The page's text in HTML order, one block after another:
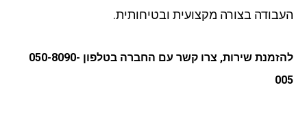
בצורה מקצועית ובטיחותית.
להזמנת שירות, צרו קשר עם החברה בטלפון 050-8090-